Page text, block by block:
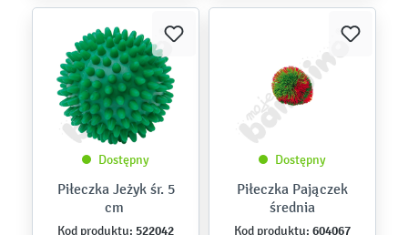
Dostępny
Piłeczka Jeżyk śr. 5
cm
Kod produktu: 522042
Dostępny
Piłeczka Pajączek
średnia
Kod produktu: 604067